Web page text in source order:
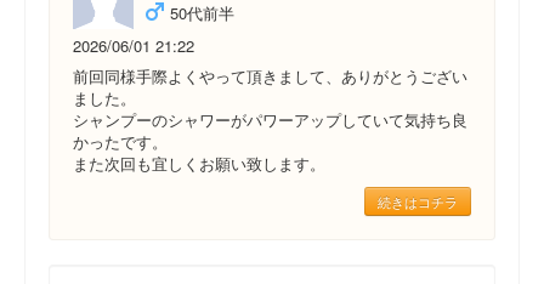
50代前半
2026/06/01 21:22
前回同様手際よくやって頂きまして、ありがとうござい
ました。
シャンプーのシャワーがパワーアップしていて気持ち良
かったです。
また次回も宜しくお願い致します。
続きはコチラ